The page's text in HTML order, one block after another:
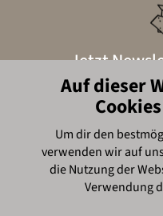
Jetzt
©
Auf dieser
Um dir den
verwenden wir auf
die Nutzung der
Verwendung